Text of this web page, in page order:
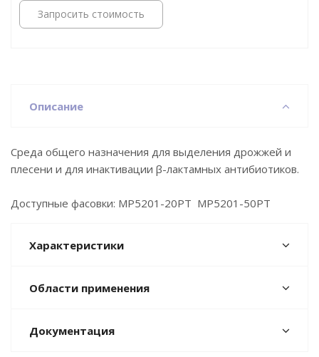
Запросить стоимость
Описание
Среда общего назначения для выделения дрожжей и
плесени и для инактивации β-лактамных антибиотиков.
Доступные фасовки: MP5201-20PT MP5201-50PT
Характеристики
Области применения
Документация